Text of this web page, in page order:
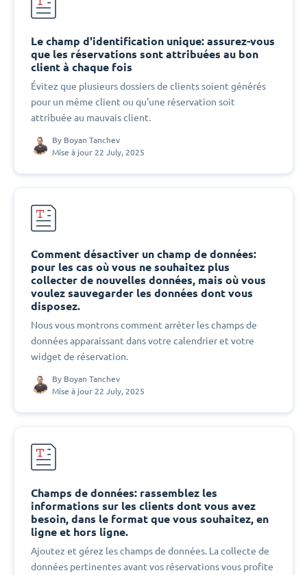
Le champ d'identification unique: assurez-vous
que les réservations sont attribuées au bon
client à chaque fois
Évitez que plusieurs dossiers de clients soient générés
pour un même client ou qu'une réservation soit
attribuée au mauvais client.
By Boyan Tanchev
Mise à jour 22 July, 2025
Comment désactiver un champ de données:
pour les cas où vous ne souhaitez plus
collecter de nouvelles données, mais où vous
voulez sauvegarder les données dont vous
disposez.
Nous vous montrons comment arrêter les champs de
données apparaissant dans votre calendrier et votre
widget de réservation.
By Boyan Tanchev
Mise à jour 22 July, 2025
Champs de données: rassemblez les
informations sur les clients dont vous avez
besoin, dans le format que vous souhaitez, en
ligne et hors ligne.
Ajoutez et gérez les champs de données. La collecte de
données pertinentes avant vos réservations vous profite